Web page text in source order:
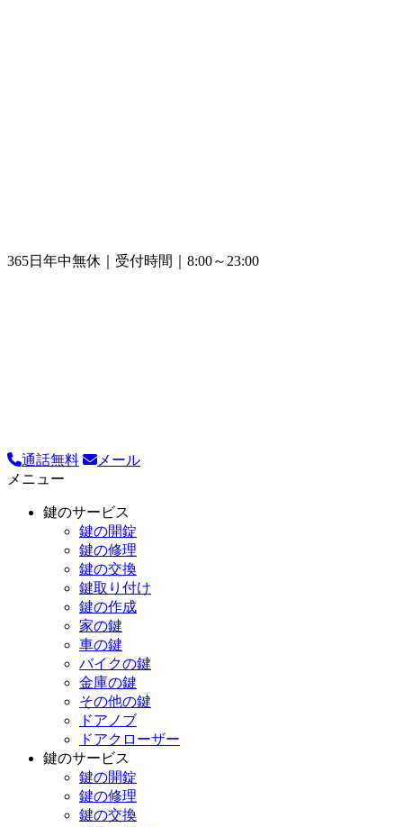
365日年中無休｜受付時間｜8:00～23:00
通話無料
メール
メニュー
鍵のサービス
鍵の開錠
鍵の修理
鍵の交換
鍵取り付け
鍵の作成
家の鍵
車の鍵
バイクの鍵
金庫の鍵
その他の鍵
ドアノブ
ドアクローザー
鍵のサービス
鍵の開錠
鍵の修理
鍵の交換